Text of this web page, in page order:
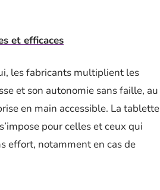
et efficaces
les fabricants multiplient les
et son autonomie sans faille, au
en main accessible. La tablette
pour celles et ceux qui
effort, notamment en cas de